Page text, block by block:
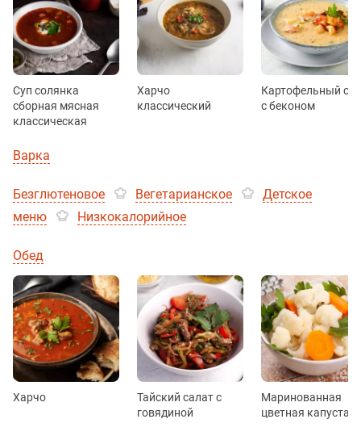
Суп солянка
сборная мясная
классическая
Харчо
классический
Картофельный суп
с беконом
Варка
Безглютеновое Вегетарианское
Детское
меню
Низкокалорийное
Обед
Харчо
Тайский салат с
говядиной
Маринованная
цветная капуста